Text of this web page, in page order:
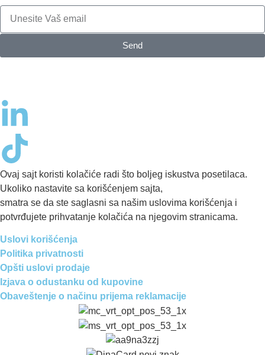
Send
Ovaj sajt koristi kolačiće radi što boljeg iskustva posetilaca.
Ukoliko nastavite sa korišćenjem sajta,
smatra se da ste saglasni sa našim uslovima korišćenja i
potvrđujete prihvatanje kolačića na njegovim stranicama.
Uslovi korišćenja
Politika privatnosti
Opšti uslovi prodaje
Izjava o odustanku od kupovine
Obaveštenje o načinu prijema reklamacije